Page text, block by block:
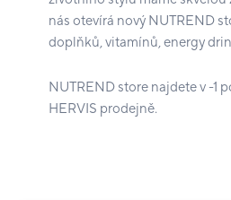
nás otevírá nový NUTREND
doplňků, vitamínů, energy
NUTREND store najdete v -1
HERVIS prodejně.